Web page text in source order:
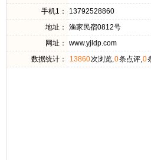
手机1：
13792528860
地址：
渔家民宿0812号
网址：
www.yjldp.com
数据统计：
13860次浏览,0条点评,0